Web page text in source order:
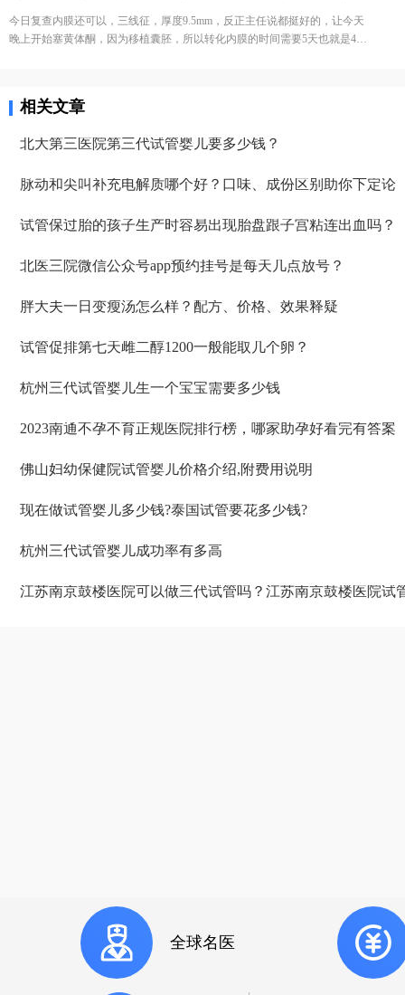
今日复查内膜还可以，三线征，厚度9.5mm，反正主任说都挺好的，让今天
晚上开始塞黄体酮，因为移植囊胚，所以转化内膜的时间需要5天也就是4月
相关文章
北大第三医院第三代试管婴儿要多少钱？
脉动和尖叫补充电解质哪个好？口味、成份区别助你下定论
试管保过胎的孩子生产时容易出现胎盘跟子宫粘连出血吗？
北医三院微信公众号app预约挂号是每天几点放号？
胖大夫一日变瘦汤怎么样？配方、价格、效果释疑
试管促排第七天雌二醇1200一般能取几个卵？
杭州三代试管婴儿生一个宝宝需要多少钱
2023南通不孕不育正规医院排行榜，哪家助孕好看完有答案
佛山妇幼保健院试管婴儿价格介绍,附费用说明
现在做试管婴儿多少钱?泰国试管要花多少钱?
杭州三代试管婴儿成功率有多高
江苏南京鼓楼医院可以做三代试管吗？江苏南京鼓楼医院试
全球名医